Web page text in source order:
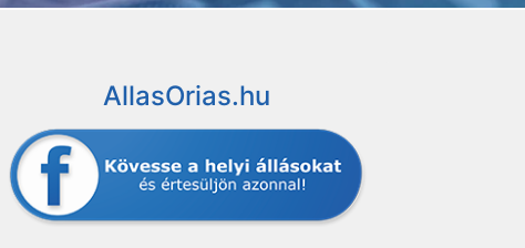
AllasOrias.hu